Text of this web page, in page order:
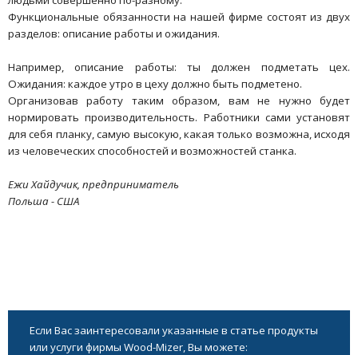
Функциональные обязанности на нашей фирме состоят из двух
разделов: описание работы и ожидания.
Например, описание работы: ты должен подметать цех.
Ожидания: каждое утро в цеху должно быть подметено.
Организовав работу таким образом, вам не нужно будет
нормировать производительность. Работники сами установят
для себя планку, самую высокую, какая только возможна, исходя
из человеческих способностей и возможностей станка.
Ежи Хайдучик, предприниматель
Польша - США
Если Вас заинтересовали указанные в статье продукты
или услуги фирмы Wood-Mizer, Вы можете: